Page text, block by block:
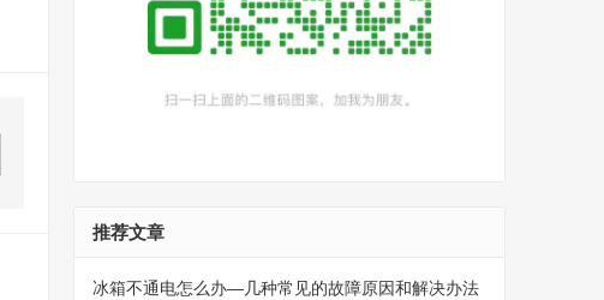
推荐文章
冰箱不通电怎么办—几种常见的故障原因和解决办法